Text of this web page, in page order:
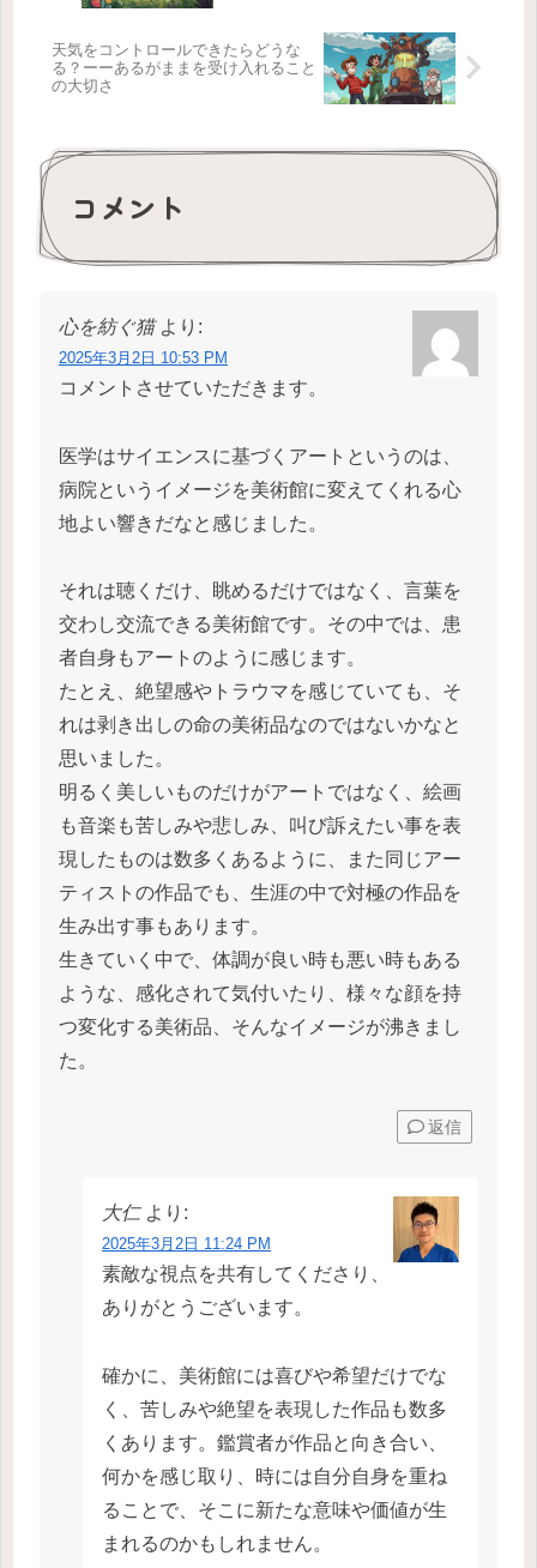
天気をコントロールできたらどうな
る？ーーあるがままを受け入れること
の大切さ
コメント
心を紡ぐ猫 より:
2025年3月2日 10:53 PM
コメントさせていただきます。
医学はサイエンスに基づくアートというのは、
病院というイメージを美術館に変えてくれる心
地よい響きだなと感じました。
それは聴くだけ、眺めるだけではなく、言葉を
交わし交流できる美術館です。その中では、患
者自身もアートのように感じます。
たとえ、絶望感やトラウマを感じていても、そ
れは剥き出しの命の美術品なのではないかなと
思いました。
明るく美しいものだけがアートではなく、絵画
も音楽も苦しみや悲しみ、叫び訴えたい事を表
現したものは数多くあるように、また同じアー
ティストの作品でも、生涯の中で対極の作品を
生み出す事もあります。
生きていく中で、体調が良い時も悪い時もある
ような、感化されて気付いたり、様々な顔を持
つ変化する美術品、そんなイメージが沸きまし
た。
返信
大仁 より:
2025年3月2日 11:24 PM
素敵な視点を共有してくださり、
ありがとうございます。
確かに、美術館には喜びや希望だけでな
く、苦しみや絶望を表現した作品も数多
くあります。鑑賞者が作品と向き合い、
何かを感じ取り、時には自分自身を重ね
ることで、そこに新たな意味や価値が生
まれるのかもしれません。